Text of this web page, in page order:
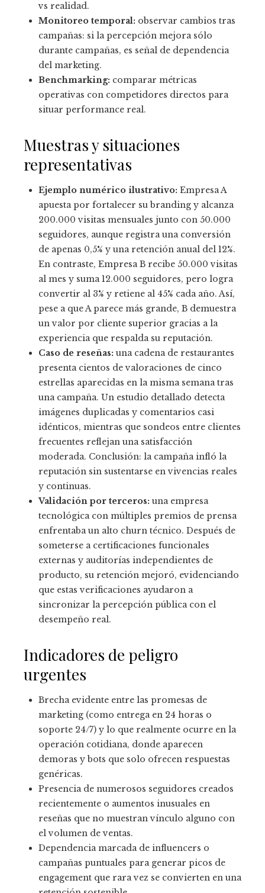
vs realidad.
Monitoreo temporal: observar cambios tras
campañas: si la percepción mejora sólo
durante campañas, es señal de dependencia
del marketing.
Benchmarking: comparar métricas
operativas con competidores directos para
situar performance real.
Muestras y situaciones
representativas
Ejemplo numérico ilustrativo: Empresa A
apuesta por fortalecer su branding y alcanza
200.000 visitas mensuales junto con 50.000
seguidores, aunque registra una conversión
de apenas 0,5% y una retención anual del 12%.
En contraste, Empresa B recibe 50.000 visitas
al mes y suma 12.000 seguidores, pero logra
convertir al 3% y retiene al 45% cada año. Así,
pese a que A parece más grande, B demuestra
un valor por cliente superior gracias a la
experiencia que respalda su reputación.
Caso de reseñas: una cadena de restaurantes
presenta cientos de valoraciones de cinco
estrellas aparecidas en la misma semana tras
una campaña. Un estudio detallado detecta
imágenes duplicadas y comentarios casi
idénticos, mientras que sondeos entre clientes
frecuentes reflejan una satisfacción
moderada. Conclusión: la campaña infló la
reputación sin sustentarse en vivencias reales
y continuas.
Validación por terceros: una empresa
tecnológica con múltiples premios de prensa
enfrentaba un alto churn técnico. Después de
someterse a certificaciones funcionales
externas y auditorías independientes de
producto, su retención mejoró, evidenciando
que estas verificaciones ayudaron a
sincronizar la percepción pública con el
desempeño real.
Indicadores de peligro
urgentes
Brecha evidente entre las promesas de
marketing (como entrega en 24 horas o
soporte 24/7) y lo que realmente ocurre en la
operación cotidiana, donde aparecen
demoras y bots que solo ofrecen respuestas
genéricas.
Presencia de numerosos seguidores creados
recientemente o aumentos inusuales en
reseñas que no muestran vínculo alguno con
el volumen de ventas.
Dependencia marcada de influencers o
campañas puntuales para generar picos de
engagement que rara vez se convierten en una